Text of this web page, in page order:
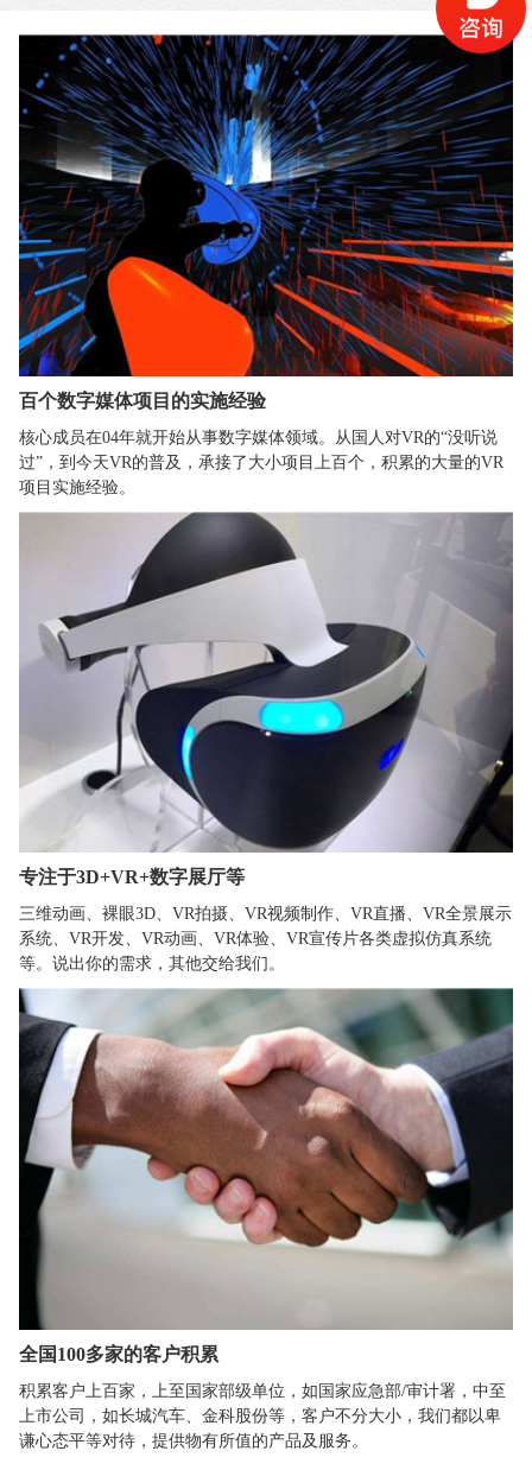
百个数字媒体项目的实施经验
核心成员在04年就开始从事数字媒体领域。从国人对VR的“没听说
过”，到今天VR的普及，承接了大小项目上百个，积累的大量的VR
项目实施经验。
专注于3D+VR+数字展厅等
三维动画、裸眼3D、VR拍摄、VR视频制作、VR直播、VR全景展示
系统、VR开发、VR动画、VR体验、VR宣传片各类虚拟仿真系统
等。说出你的需求，其他交给我们。
全国100多家的客户积累
积累客户上百家，上至国家部级单位，如国家应急部/审计署，中至
上市公司，如长城汽车、金科股份等，客户不分大小，我们都以卑
谦心态平等对待，提供物有所值的产品及服务。